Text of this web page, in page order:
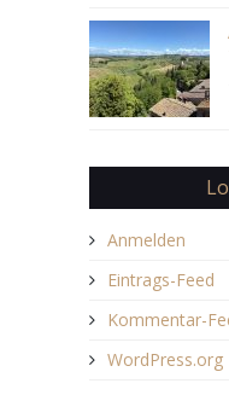
Anmelden
Eintrags-Feed
Kommentar-
WordPress.org